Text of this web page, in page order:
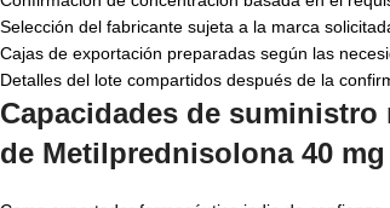
Selección del fabricante sujeta a la marca
Cajas de exportación preparadas según las
Detalles del lote compartidos después de la
Capacidades de
de Metilprednisolona 40